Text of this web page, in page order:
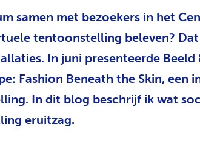
samen met bezoekers in het
tentoonstelling beleven?
In juni presenteerde Beeld
Fashion Beneath the Skin, een
In dit blog beschrijf ik wat
eruitzag.